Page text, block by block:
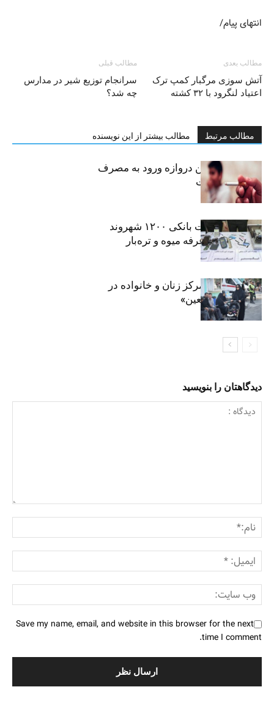
انتهای پیام/
مطالب قبلی
سرانجام توزیع شیر در مدارس
چه شد؟
مطالب بعدی
آتش سوزی مرگبار کمپ ترک
اعتیاد لنگرود با ۳۲ کشته
مطالب مرتبط مطالب بیشتر از این نویسنده
سیگار، مهمترین دروازه ورود به مصرف
موادمخدر است
افشای اطلاعات بانکی ۱۲۰۰ شهروند
تهرانی در یک غرفه میوه و تره‌بار
روایت حضور مرکز زنان و خانواده در
«جاماندگان اربعین»
دیدگاهتان را بنویسید
Save my name, email, and website in this browser for the next
time I comment.